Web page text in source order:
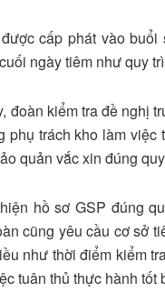
cấp phát vào
ngày tiêm như quy
đoàn kiểm tra đề nghị
phụ trách kho làm
quản vắc xin đúng
hồ sơ GSP đúng
cũng yêu cầu cơ sở
như thời điểm kiểm
tuân thủ thực hành